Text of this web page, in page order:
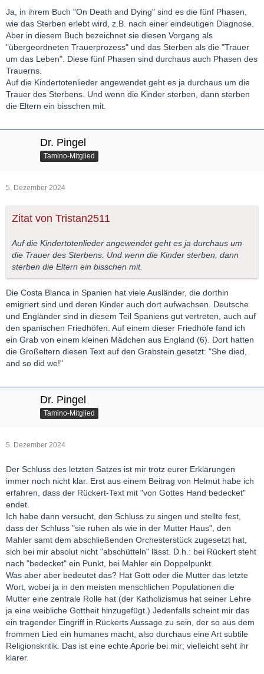
Ja, in ihrem Buch "On Death and Dying" sind es die fünf Phasen,
wie das Sterben erlebt wird, z.B. nach einer eindeutigen Diagnose.
Aber in diesem Buch bezeichnet sie diesen Vorgang als
"übergeordneten Trauerprozess" und das Sterben als die "Trauer
um das Leben". Diese fünf Phasen sind durchaus auch Phasen des
Trauerns.
Auf die Kindertotenlieder angewendet geht es ja durchaus um die
Trauer des Sterbens. Und wenn die Kinder sterben, dann sterben
die Eltern ein bisschen mit.
Dr. Pingel
Tamino-Mitglied
5. Dezember 2024
Zitat von Tristan2511
Auf die Kindertotenlieder angewendet geht es ja durchaus um
die Trauer des Sterbens. Und wenn die Kinder sterben, dann
sterben die Eltern ein bisschen mit.
Die Costa Blanca in Spanien hat viele Ausländer, die dorthin
emigriert sind und deren Kinder auch dort aufwachsen. Deutsche
und Engländer sind in diesem Teil Spaniens gut vertreten, auch auf
den spanischen Friedhöfen. Auf einem dieser Friedhöfe fand ich
ein Grab von einem kleinen Mädchen aus England (6). Dort hatten
die Großeltern diesen Text auf den Grabstein gesetzt: "She died,
and so did we!"
Dr. Pingel
Tamino-Mitglied
5. Dezember 2024
Der Schluss des letzten Satzes ist mir trotz eurer Erklärungen
immer noch nicht klar. Erst aus einem Beitrag von Helmut habe ich
erfahren, dass der Rückert-Text mit "von Gottes Hand bedecket"
endet.
Ich habe dann versucht, den Schluss zu singen und stellte fest,
dass der Schluss "sie ruhen als wie in der Mutter Haus", den
Mahler samt dem abschließenden Orchesterstück zugesetzt hat,
sich bei mir absolut nicht "abschütteln" lässt. D.h.: bei Rückert steht
nach "bedecket" ein Punkt, bei Mahler ein Doppelpunkt.
Was aber aber bedeutet das? Hat Gott oder die Mutter das letzte
Wort, wobei ja in den meisten menschlichen Populationen die
Mutter eine zentrale Rolle hat (der Katholizismus hat seiner Lehre
ja eine weibliche Gottheit hinzugefügt.) Jedenfalls scheint mir das
ein tragender Eingriff in Rückerts Aussage zu sein, der so aus dem
frommen Lied ein humanes macht, also durchaus eine Art subtile
Religionskritik. Das ist eine echte Aporie bei mir; vielleicht seht ihr
klarer.